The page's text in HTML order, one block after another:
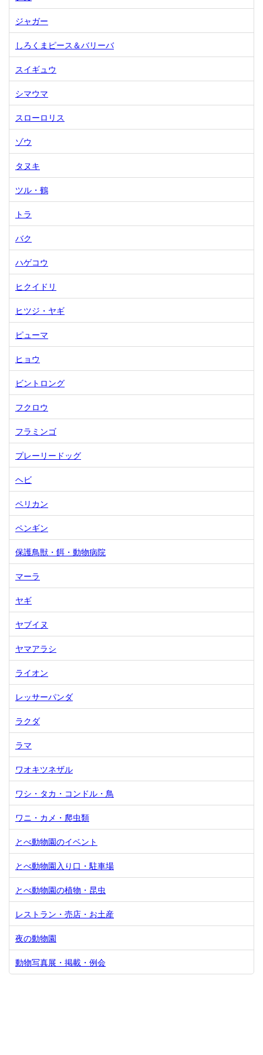
ジャガー
しろくまピース＆バリーバ
スイギュウ
シマウマ
スローロリス
ゾウ
タヌキ
ツル・鶴
トラ
バク
ハゲコウ
ヒクイドリ
ヒツジ・ヤギ
ピューマ
ヒョウ
ビントロング
フクロウ
フラミンゴ
プレーリードッグ
ヘビ
ペリカン
ペンギン
保護鳥獣・餌・動物病院
マーラ
ヤギ
ヤブイヌ
ヤマアラシ
ライオン
レッサーパンダ
ラクダ
ラマ
ワオキツネザル
ワシ・タカ・コンドル・鳥
ワニ・カメ・爬虫類
とべ動物園のイベント
とべ動物園入り口・駐車場
とべ動物園の植物・昆虫
レストラン・売店・お土産
夜の動物園
動物写真展・掲載・例会